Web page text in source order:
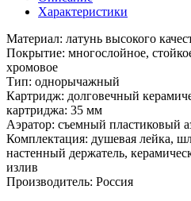
Характеристики
Материал: латунь высокого
Покрытие: многослойное,
хромовое
Тип: однорычажный
Картридж: долговечный
картриджа: 35 мм
Аэратор: съемный пластиковый
Комплектация: душевая лейка,
настенный держатель,
излив
Производитель: Россия